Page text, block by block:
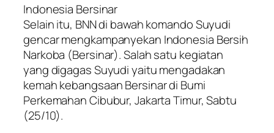
Indonesia Bersinar
Selain itu, BNN di bawah komando Suyudi
gencar mengkampanyekan Indonesia Bersih
Narkoba (Bersinar). Salah satu kegiatan
yang digagas Suyudi yaitu mengadakan
kemah kebangsaan Bersinar di Bumi
Perkemahan Cibubur, Jakarta Timur, Sabtu
(25/10).